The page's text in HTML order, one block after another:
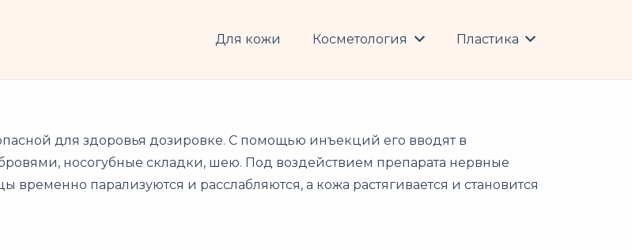
Для кожи Косметология Пластика
для здоровья дозировке. С помощью инъекций его вводят в
носогубные складки, шею. Под воздействием препарата нервные
парализуются и расслабляются, а кожа растягивается и становится